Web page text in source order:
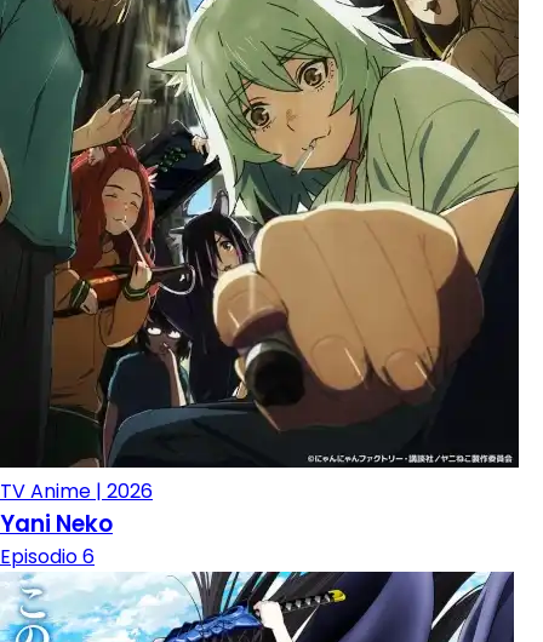
TV Anime | 2026
Yani Neko
Episodio 6